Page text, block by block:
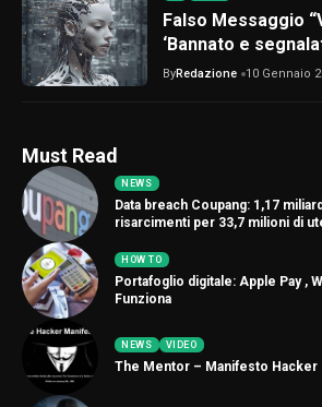
Falso Messaggio
‘Bannato e
ByRedazione 10 Gennaio
Must Read
NEWS
Data breach Coupang: 1,17
risarcimenti per 33,7 milioni di
HOW TO
Portafoglio digitale: Apple Pay ,
Funziona
NEWS VIDEO
The Mentor – Manifesto Hacker